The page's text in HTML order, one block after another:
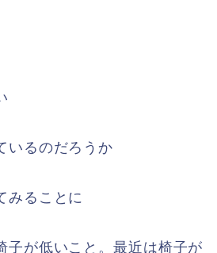
いるのだろうか
みることに
子が低いこと。最近は椅子が